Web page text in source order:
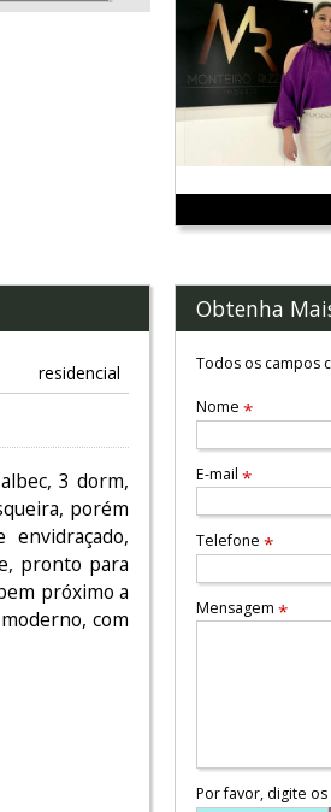
residencial
3 dorm,
porém
pronto para
próximo a
com
Obtenha
Todos os campos
Nome*
E-mail*
Telefone*
Mensagem*
Por favor, digite